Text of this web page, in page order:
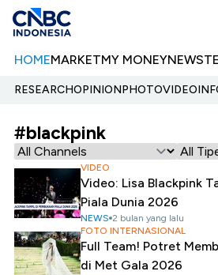
HOMEMARKETMY MONEYNEWS
RESEARCHOPINIONPHOTOVIDEO
#blackpink
VIDEO
Video: Lisa Blackpink
Piala Dunia 2026
NEWS 2 bulan yang lalu
FOTO INTERNASIONAL
Full Team! Potret
di Met Gala 2026